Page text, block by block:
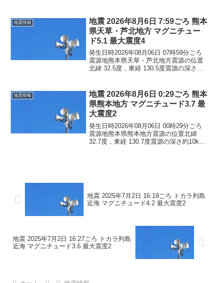
りません。震度1鹿児島県鹿屋...
地震情報
地震 2026年8月6日 7:59ごろ 熊本
県天草・芦北地方 マグニチュー
ド5.1 最大震度4
発生日時2026年08月06日 07時59分ごろ
震源地熊本県天草・芦北地方震源の位置
北緯 32.5度，東経 130.5度震源の深さ約
はありません。震度4長崎県...
地震情報
地震 2026年8月6日 0:29ごろ 熊本
県熊本地方 マグニチュード3.7 最
大震度2
発生日時2026年08月06日 00時29分ごろ
震源地熊本県熊本地方震源の位置北緯
32.7度，東経 130.7度震源の深さ約10km
地震 2025年7月2日 16:19ごろ トカラ列島
近海 マグニチュード4.2 最大震度2
地震 2025年7月2日 16:27ごろ トカラ列島
近海 マグニチュード3.6 最大震度2